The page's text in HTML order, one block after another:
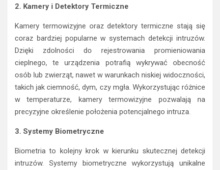
2. Kamery i Detektory Termiczne
Kamery termowizyjne oraz detektory termiczne stają się
coraz bardziej popularne w systemach detekcji intruzów.
Dzięki zdolności do rejestrowania promieniowania
cieplnego, te urządzenia potrafią wykrywać obecność
osób lub zwierząt, nawet w warunkach niskiej widoczności,
takich jak ciemność, dym, czy mgła. Wykorzystując różnice
w temperaturze, kamery termowizyjne pozwalają na
precyzyjne określenie położenia potencjalnego intruza.
3. Systemy Biometryczne
Biometria to kolejny krok w kierunku skutecznej detekcji
intruzów. Systemy biometryczne wykorzystują unikalne